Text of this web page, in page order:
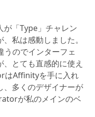
が「Type」チャレン
私は感動しました。
うのでインターフェ
とても直感的に使え
はAffinityを手に入れ
、多くのデザイナーが
が私のメインのベ